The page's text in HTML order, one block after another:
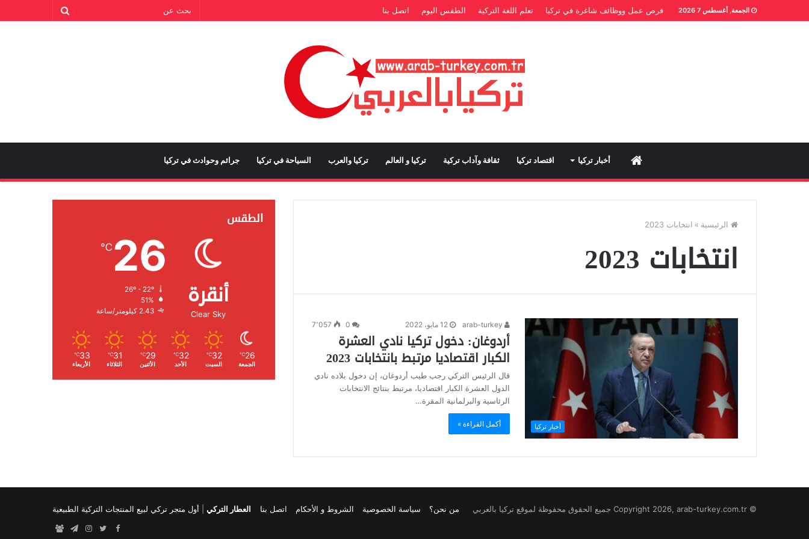
الجمعة, أغسطس 7 2026 فرص عمل ووظائف شاغرة في تركيا تعلم اللغة التركية الطقس اليوم اتصل بنا
Home أخبار تركيا اقتصاد تركيا ثقافة وآداب تركية تركيا و العالم تركيا والعرب السياحة في تركيا جرائم وحوادث في تركيا
الرئيسية » انتخابات 2023
انتخابات 2023
أخبار تركيا
12 مايو، 2022 7٬057
أردوغان: دخول تركيا نادي العشرة
الكبار اقتصاديا مرتبط بانتخابات 2023
قال الرئيس التركي رجب طيب أردوغان، إن دخول بلاده نادي
الدول العشرة الكبار اقتصاديا، مرتبط بنتائج الانتخابات
الرئاسية والبرلمانية المقرة…
أكمل القراءة »
الطقس
أنقرة
Clear Sky
26
℃
الرطوبة:
الرياح:
26
℃
الجمعة
32
℃
السبت
32
℃
الأحد
29
℃
الأثنين
31
℃
الثلاثاء
33
℃
الأربعاء
© Copyright 2026, arab-turkey.com.tr جميع الحقوق محفوظة لموقع تركيا بالعربي العطار التركي أول متجر تركي لبيع المنتجات التركية الطبيعية من نحن؟ سياسة الخصوصية الشروط و الأحكام اتصل بنا